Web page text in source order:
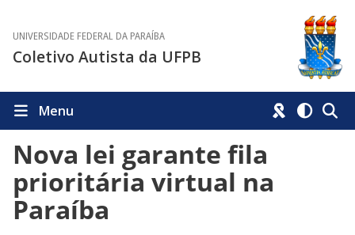
UNIVERSIDADE FEDERAL DA PARAÍBA
Coletivo Autista da UFPB
Menu
Nova lei garante fila
prioritária virtual na
Paraíba